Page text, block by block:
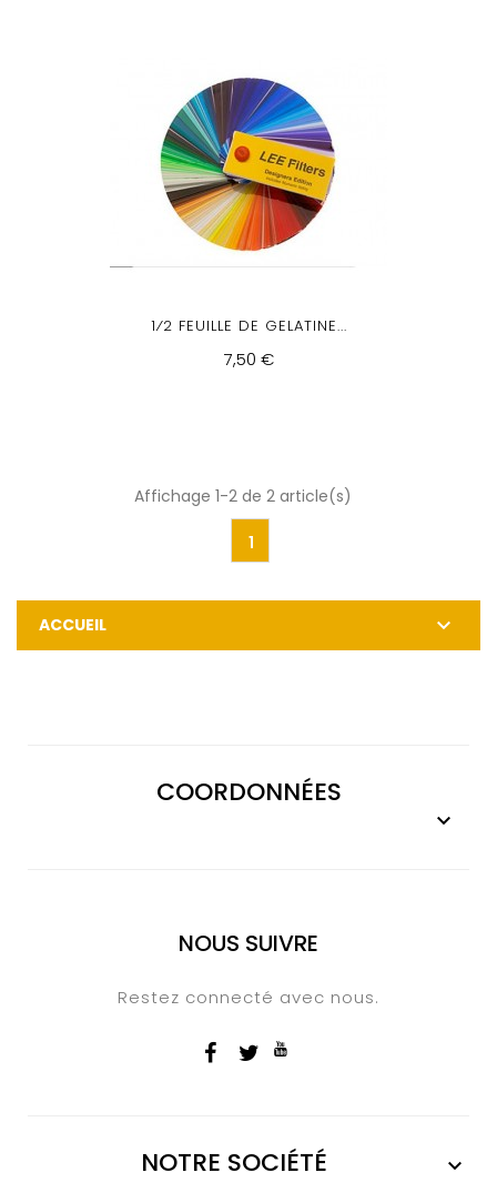
1⁄2 FEUILLE DE GELATINE...
7,50 €
Affichage 1-2 de 2 article(s)
1
ACCUEIL 
COORDONNÉES

NOUS SUIVRE
Restez connecté avec nous.
NOTRE SOCIÉTÉ 